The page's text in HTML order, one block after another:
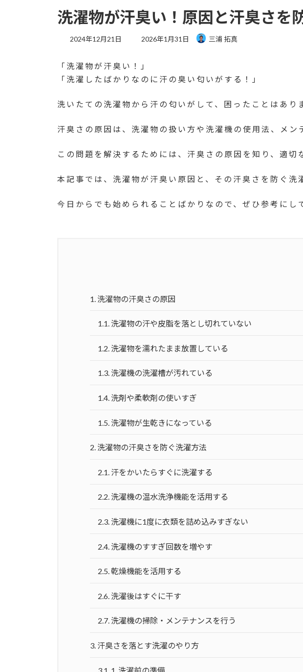
洗濯物が汗臭い！原因と汗臭さを
2024年12月21日
最
新
日
時
2026年1月31日 三浦 拓真
「洗濯物が汗臭い！」
「洗濯したばかりなのに汗の臭い匂いがする！」
洗いたての洗濯物から汗の匂いがして、困ったことはあり
汗臭さの原因は、洗濯物の扱い方や洗濯機の使用法、メン
この問題を解決するためには、汗臭さの原因を知り、適切
本記事では、洗濯物が汗臭い原因と、その汗臭さを防ぐ洗
今日からでも始められることばかりなので、ぜひ参考にし
1. 洗濯物の汗臭さの原因
1.1. 洗濯物の汗や皮脂を落とし切れていない
1.2. 洗濯物を濡れたまま放置している
1.3. 洗濯機の洗濯槽が汚れている
1.4. 洗剤や柔軟剤の使いすぎ
1.5. 洗濯物が生乾きになっている
2. 洗濯物の汗臭さを防ぐ洗濯方法
2.1. 汗をかいたらすぐに洗濯する
2.2. 洗濯機の温水洗浄機能を活用する
2.3. 洗濯機に1度に衣類を詰め込みすぎない
2.4. 洗濯機のすすぎ回数を増やす
2.5.乾燥機能を活用する
2.6. 洗濯後はすぐに干す
2.7. 洗濯機の掃除・メンテナンスを行う
3. 汗臭さを落とす洗濯のやり方
3.1. 1. 洗濯前の準備